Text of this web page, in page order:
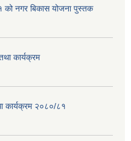
को नगर बिकास योजना पुस्तक
कार्यक्रम
कार्यक्रम २०८०/८१